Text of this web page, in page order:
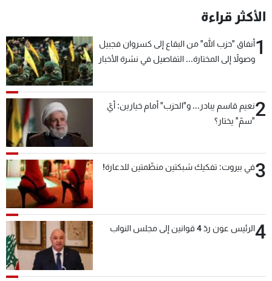
الأكثر قراءة
1أنفاق "حزب الله" من البقاع إلى كسروان فجبيل
وصولاً إلى المختارة... التفاصيل في نشرة الأخبار
2نعيم قاسم يبادر... و"الحزب" أمام خيارين: أيّ
"سمّ" يختار؟
3في بيروت: تفكيك شبكتين منظّمتين للدعارة!
4الرئيس عون ردّ 4 قوانين إلى مجلس النواب
عن MTV
الإنـتـاج
وظائف
تواصل معنا
شروط الإسـتخدام
سياسة الخصوصية